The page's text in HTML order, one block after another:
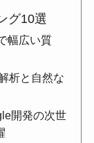
グ10選
幅広い質
析と自然な
開発の次世